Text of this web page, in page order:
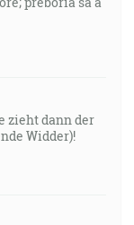
zieht dann der
Widder)!